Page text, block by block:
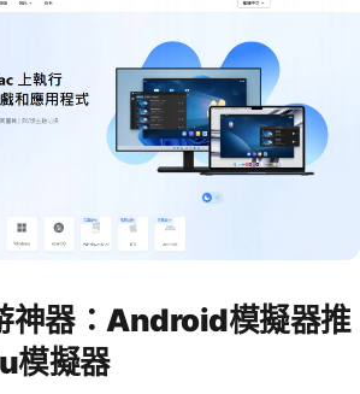
神器：Android模擬器推
模擬器